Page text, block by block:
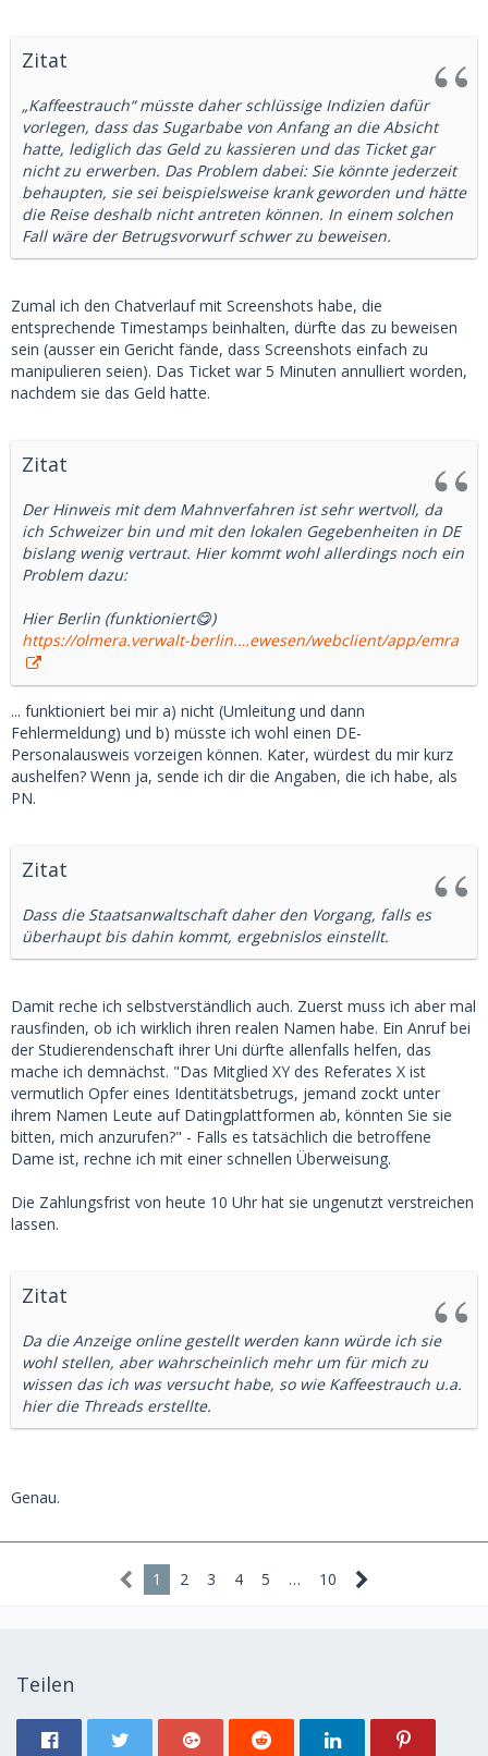
Zitat
„Kaffeestrauch“ müsste daher schlüssige Indizien dafür
vorlegen, dass das Sugarbabe von Anfang an die Absicht
hatte, lediglich das Geld zu kassieren und das Ticket gar
nicht zu erwerben. Das Problem dabei: Sie könnte jederzeit
behaupten, sie sei beispielsweise krank geworden und hätte
die Reise deshalb nicht antreten können. In einem solchen
Fall wäre der Betrugsvorwurf schwer zu beweisen.
Zumal ich den Chatverlauf mit Screenshots habe, die
entsprechende Timestamps beinhalten, dürfte das zu beweisen
sein (ausser ein Gericht fände, dass Screenshots einfach zu
manipulieren seien). Das Ticket war 5 Minuten annulliert worden,
nachdem sie das Geld hatte.
Zitat
Der Hinweis mit dem Mahnverfahren ist sehr wertvoll, da
ich Schweizer bin und mit den lokalen Gegebenheiten in DE
bislang wenig vertraut. Hier kommt wohl allerdings noch ein
Problem dazu:
Hier Berlin (funktioniert😋)
https://olmera.verwalt-berlin.…ewesen/webclient/app/emra
... funktioniert bei mir a) nicht (Umleitung und dann
Fehlermeldung) und b) müsste ich wohl einen DE-
Personalausweis vorzeigen können. Kater, würdest du mir kurz
aushelfen? Wenn ja, sende ich dir die Angaben, die ich habe, als
PN.
Zitat
Dass die Staatsanwaltschaft daher den Vorgang, falls es
überhaupt bis dahin kommt, ergebnislos einstellt.
Damit reche ich selbstverständlich auch. Zuerst muss ich aber mal
rausfinden, ob ich wirklich ihren realen Namen habe. Ein Anruf bei
der Studierendenschaft ihrer Uni dürfte allenfalls helfen, das
mache ich demnächst. "Das Mitglied XY des Referates X ist
vermutlich Opfer eines Identitätsbetrugs, jemand zockt unter
ihrem Namen Leute auf Datingplattformen ab, könnten Sie sie
bitten, mich anzurufen?" - Falls es tatsächlich die betroffene
Dame ist, rechne ich mit einer schnellen Überweisung.
Die Zahlungsfrist von heute 10 Uhr hat sie ungenutzt verstreichen
lassen.
Zitat
Da die Anzeige online gestellt werden kann würde ich sie
wohl stellen, aber wahrscheinlich mehr um für mich zu
wissen das ich was versucht habe, so wie Kaffeestrauch u.a.
hier die Threads erstellte.
Genau.
1 2 3 4 5 … 10
Teilen